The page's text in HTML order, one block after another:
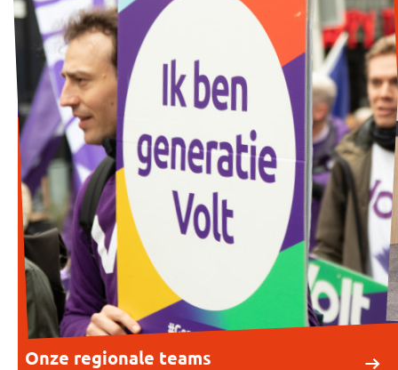
Onze regionale teams